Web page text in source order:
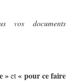
vos documents
»et« pour ce faire